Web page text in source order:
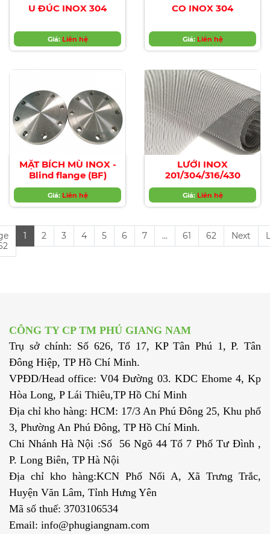
U ĐÚC INOX 304
Giá: Liên hệ
CO INOX 304
Giá: Liên hệ
MẶT BÍCH MÙ INOX -
Blind flange (BF)
Giá: Liên hệ
LƯỚI INOX
201/304/316/430
Giá: Liên hệ
1 2 3 4 5 6 7 ... 61 62 Next
CÔNG TY CP TM PHÚ GIANG NAM
Trụ sở chính: Số 626, Tổ 17, KP Tân Phú 1, P. Tân
Đông Hiệp, TP Hồ Chí Minh.
VPĐD/Head office: V04 Đường 03. KDC Ehome 4, Kp
Hòa Long, P Lái Thiêu,TP Hồ Chí Minh
Địa chỉ kho hàng: HCM: 17/3 An Phú Đông 25, Khu phố
3, Phường An Phú Đông, TP Hồ Chí Minh.
Chi Nhánh Hà Nội :Số 56 Ngõ 44 Tổ 7 Phố Tư Đình ,
P. Long Biên, TP Hà Nội
Địa chỉ kho hàng:KCN Phố Nối A, Xã Trưng Trắc,
Huyện Văn Lâm, Tỉnh Hưng Yên
Mã số thuế: 3703106534
Email: info@phugiangnam.com